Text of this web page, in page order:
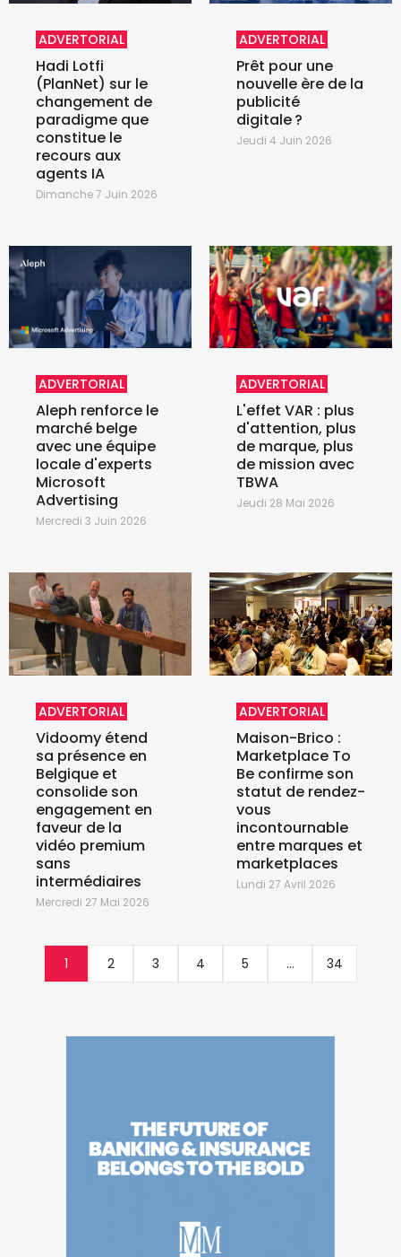
ADVERTORIAL
Hadi Lotfi
(PlanNet) sur le
changement de
paradigme que
constitue le
recours aux
agents IA
Dimanche 7 Juin 2026
ADVERTORIAL
Prêt pour une
nouvelle ère de la
publicité
digitale ?
Jeudi 4 Juin 2026
ADVERTORIAL
Aleph renforce le
marché belge
avec une équipe
locale d'experts
Microsoft
Advertising
Mercredi 3 Juin 2026
ADVERTORIAL
L'effet VAR : plus
d'attention, plus
de marque, plus
de mission avec
TBWA
Jeudi 28 Mai 2026
ADVERTORIAL
Vidoomy étend
sa présence en
Belgique et
consolide son
engagement en
faveur de la
vidéo premium
sans
intermédiaires
Mercredi 27 Mai 2026
ADVERTORIAL
Maison-Brico :
Marketplace To
Be confirme son
statut de rendez-
vous
incontournable
entre marques et
marketplaces
Lundi 27 Avril 2026
1 2 3 4 5 ... 34